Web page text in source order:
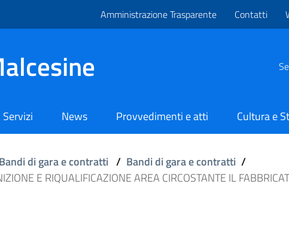
Amministrazione Trasparente Contatti
Servizi News Provvedimenti e atti Cultura e
Bandi di gara e contratti / Bandi di gara e contratti /
E RIQUALIFICAZIONE AREA CIRCOSTANTE IL